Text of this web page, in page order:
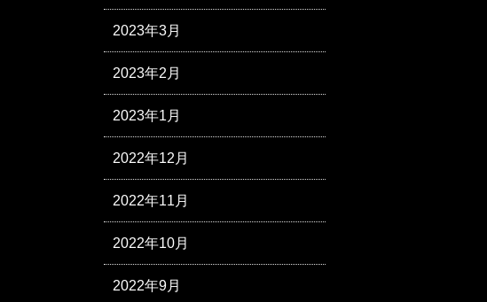
2023年3月
2023年2月
2023年1月
2022年12月
2022年11月
2022年10月
2022年9月